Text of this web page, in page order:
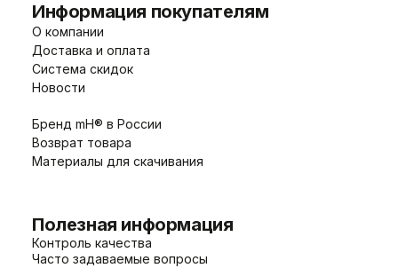
Информация покупателям
О компании
Доставка и оплата
Система скидок
Новости
Бренд mH® в России
Возврат товара
Материалы для скачивания
Полезная информация
Контроль качества
Часто задаваемые вопросы